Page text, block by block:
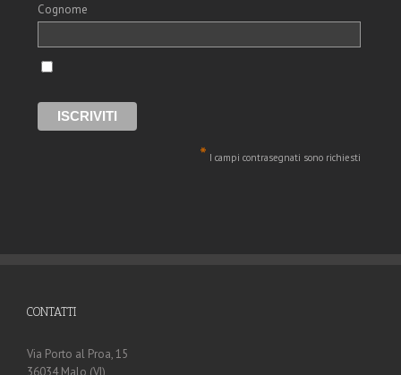
Cognome
* I campi contrasegnati sono richiesti
CONTATTI
Via Porto al Proa, 15